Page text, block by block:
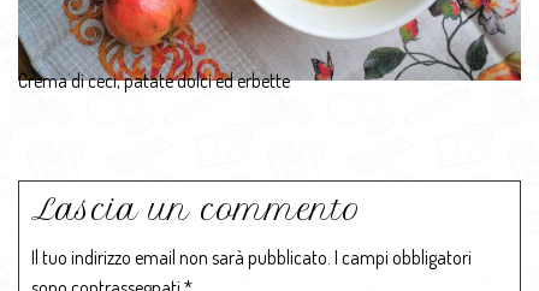
Crema di ceci, patate dolci ed erbette
Lascia un commento
Il tuo indirizzo email non sarà pubblicato. I campi obbligatori